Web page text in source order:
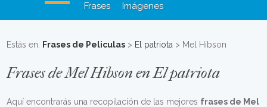
Frases
Imágenes
Estás en: Frases de Peliculas > El patriota > Mel Hibson
Frases de Mel Hibson en El patriota
Aquí encontrarás una recopilación de las mejores frases de Mel